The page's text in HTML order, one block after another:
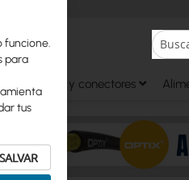
Search
Cables y conectores
funcione.
para
tus